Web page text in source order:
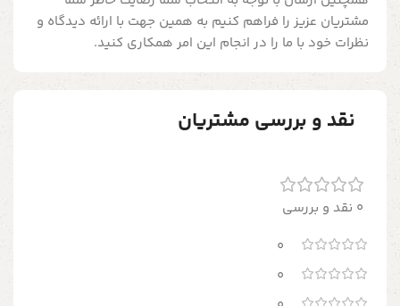
مشتریان عزیز را فراهم کنیم به همین جهت با ارائه دیدگاه و
نظرات خود با ما را در انجام این امر همکاری کنید.
نقد و بررسی مشتریان
0 نقد و بررسی
0
0